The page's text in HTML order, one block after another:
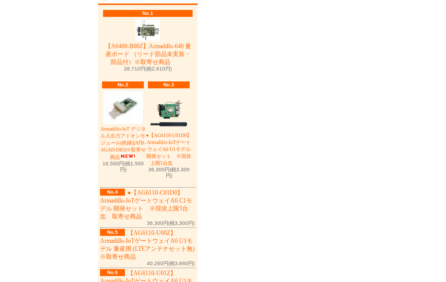
No.1
【A6400-B00Z】Armadillo-640 量
産ボード （リード部品未実装・
部品付）※取寄せ商品
28,710円(税2,610円)
No.2
Armadillo-IoT デジタ
ル入出力アドオンモ
ジュール(絶縁)[ATB-
AGAD-DIO]※取寄せ
商品
16,500円(税1,500
円)
No.3
●【AG6110-U01D0】
Armadillo-IoTゲート
ウェイA6 U1モデル
開発セット ※現状
上限5台迄
36,300円(税3,300
円)
No.4
●【AG6110-C01D0】
Armadillo-IoTゲートウェイA6 C1モ
デル 開発セット ※現状上限5台
迄 取寄せ商品
36,300円(税3,300円)
No.5
【AG6110-U00Z】
Armadillo-IoTゲートウェイA6 U1モ
デル 量産用 (LTEアンテナセット無)
※取寄せ商品
40,260円(税3,660円)
No.6
【AG6110-U01Z】